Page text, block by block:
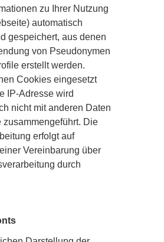
zu Ihrer Nutzung
automatisch
gespeichert, aus denen
von Pseudonymen
erstellt werden.
Cookies eingesetzt
IP-Adresse wird
nicht mit anderen Daten
zusammengeführt. Die
erfolgt auf
Vereinbarung über
durch